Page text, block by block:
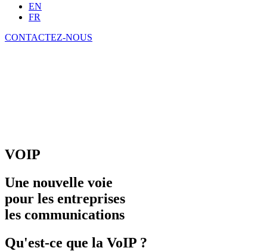
EN
FR
CONTACTEZ-NOUS
VOIP
Une nouvelle voie
pour les entreprises
les communications
Qu'est-ce que la VoIP ?